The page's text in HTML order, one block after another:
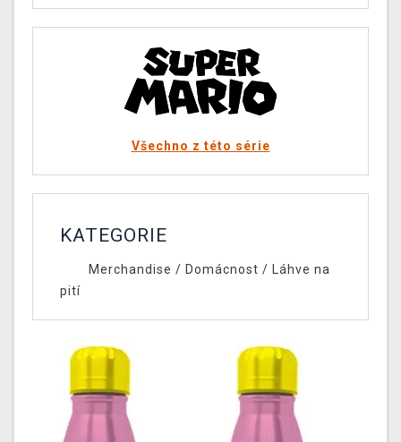
Všechno z této série
KATEGORIE
Merchandise / Domácnost / Láhve na
pití